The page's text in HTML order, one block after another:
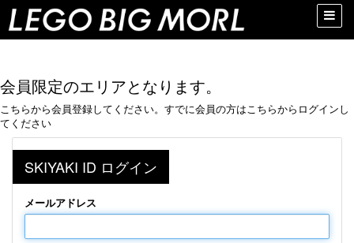
Toggle
会員限定のエリアとなります。
こちらから会員登録してください。すでに会員の方はこちらからログインし
てください
SKIYAKI ID ログイン
メールアドレス